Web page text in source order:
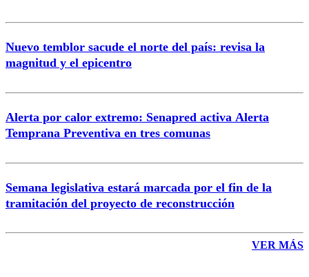
Nuevo temblor sacude el norte del país: revisa la
magnitud y el epicentro
Alerta por calor extremo: Senapred activa Alerta
Temprana Preventiva en tres comunas
Semana legislativa estará marcada por el fin de la
tramitación del proyecto de reconstrucción
VER MÁS